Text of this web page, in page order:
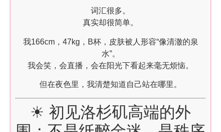
词汇很多。
真实却很简单。
我166cm，47kg，B杯，皮肤被人形容“像清澈的泉
水”。
我会笑，会直播，会在阳光下看起来毫无烦恼。
但在夜色里，我清楚知道自己站在哪里。
☀ 初见洛杉矶高端的外